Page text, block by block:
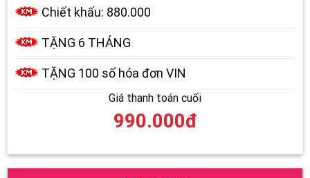
Chiết khấu: 880.000
TẶNG 6 THÁNG
TẶNG 100 số hóa đơn VIN
Giá thanh toán cuối
990.000đ